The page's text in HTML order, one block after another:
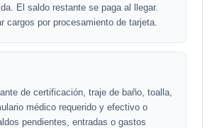
El saldo restante se paga al llegar.
cargos por procesamiento de tarjeta.
de certificación, traje de baño, toalla,
médico requerido y efectivo o
pendientes, entradas o gastos